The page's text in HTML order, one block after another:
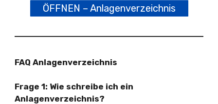
ÖFFNEN – Anlagenverzeichnis
FAQ Anlagenverzeichnis
Frage 1: Wie schreibe ich ein
Anlagenverzeichnis?